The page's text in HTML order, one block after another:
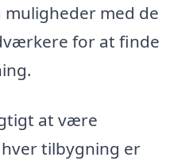
med de
for at finde
at være
tilbygning er